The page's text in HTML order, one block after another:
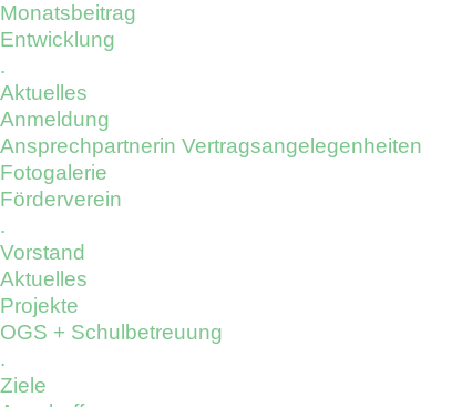
Monatsbeitrag
Entwicklung
.
Aktuelles
Anmeldung
Ansprechpartnerin Vertragsangelegenheiten
Fotogalerie
Förderverein
.
Vorstand
Aktuelles
Projekte
OGS + Schulbetreuung
.
Ziele